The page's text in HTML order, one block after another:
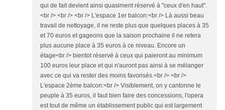
qui de fait devient ainsi quasiment réservé à "ceux d'en haut".
<br /> <br /> <br /> L'espace 1er balcon:<br /> Là aussi beau
travail de nettoyage, il ne reste plus que quelques places à 35
et 70 euros et gageons que la saison prochaine il ne retera
plus aucune place à 35 euros à ce niveau. Encore un
étage<br /> bientot réservé à ceux qui paieront au minimum
100 euros leur place et qui n'auront pas ainsi à se mélanger
avec ce qui va rester des moins favorisés.<br /> <br />
L'espace 2ème balcon:<br /> Visiblement, on y cantonne le
peuple à 35 euros, il faut bien faire des concessions, l'opera
est tout de même un établissement public qui est largement